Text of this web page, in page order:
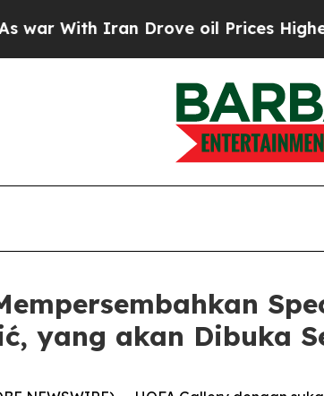
With Iran Drove oil Prices Higher,
yang akan Dibuka